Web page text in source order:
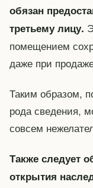
обязан
третьему лицу.
помещением
даже при
Таким образом,
рода сведения,
совсем
Также следует
открытия